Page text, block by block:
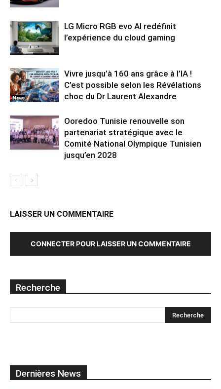
LG Micro RGB evo AI redéfinit
l’expérience du cloud gaming
Vivre jusqu’à 160 ans grâce à l’IA !
C’est possible selon les Révélations
choc du Dr Laurent Alexandre
Ooredoo Tunisie renouvelle son
partenariat stratégique avec le
Comité National Olympique Tunisien
jusqu’en 2028
LAISSER UN COMMENTAIRE
CONNECTER POUR LAISSER UN COMMENTAIRE
Recherche
Dernières News